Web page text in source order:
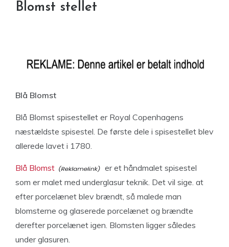
Blomst stellet
Blå Blomst
Blå Blomst spisestellet er Royal Copenhagens
næstældste spisestel. De første dele i spisestellet blev
allerede lavet i 1780.
Blå Blomst
er et håndmalet spisestel
som er malet med underglasur teknik. Det vil sige. at
efter porcelænet blev brændt, så malede man
blomsterne og glaserede porcelænet og brændte
derefter porcelænet igen. Blomsten ligger således
under glasuren.